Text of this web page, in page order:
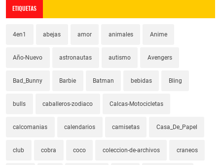
ETIQUETAS
4en1 abejas amor animales Anime
Año-Nuevo astronautas autismo Avengers
Bad_Bunny Barbie Batman bebidas Bling
bulls caballeros-zodiaco Calcas-Motocicletas
calcomanias calendarios camisetas Casa_De_Papel
club cobra coco coleccion-de-archivos craneos